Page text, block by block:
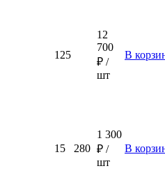
125
12
700
₽ /
шт
В
15 280
1 300
₽ /
шт
В